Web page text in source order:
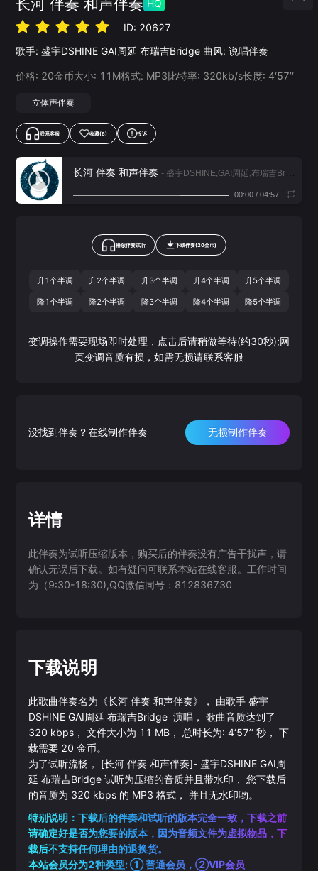
长河 伴奏 和声伴奏 HQ
ID: 20627
歌手: 盛宇DSHINE GAI周延 布瑞吉Bridge 曲风: 说唱伴奏
价格: 20金币大小: 11 M格式: MP3比特率: 320kb/s长度: 4‘57’‘
立体声伴奏
联系客服 收藏(6) 投诉
长河 伴奏 和声伴奏 - 盛宇DSHINE,GAI周延,布瑞吉Bridge
00:00/ 04:57
播放伴奏试听 下载伴奏(20金币)
升1个半调 升2个半调 升3个半调 升4个半调 升5个半调
降1个半调 降2个半调 降3个半调 降4个半调 降5个半调
变调操作需要现场即时处理，点击后请稍做等待(约30秒);网
页变调音质有损，如需无损请联系客服
没找到伴奏？在线制作伴奏 无损制作伴奏
详情
此伴奏为试听压缩版本，购买后的伴奏没有广告干扰声，请
确认无误后下载。如有疑问可联系本站在线客服。工作时间
为（9:30-18:30),QQ微信同号：812836730
下载说明
此歌曲伴奏名为《长河 伴奏 和声伴奏》， 由歌手 盛宇
DSHINE GAI周延 布瑞吉Bridge 演唱， 歌曲音质达到了
320 kbps， 文件大小为 11 MB， 总时长为: 4‘57’‘秒， 下
载需要 20 金币。
为了试听流畅， [长河 伴奏 和声伴奏]- 盛宇DSHINE GAI周
延 布瑞吉Bridge 试听为压缩的音质并且带水印， 您下载后
的音质为 320 kbps 的 MP3 格式， 并且无水印哟。
特别说明：下载后的伴奏和试听的版本完全一致，下载之前
请确定好是否为您要的版本，因为音频文件为虚拟物品，下
载后不支持任何理由的退换货。
本站会员分为2种类型: ① 普通会员，②VIP会员